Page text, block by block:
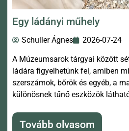
Egy ládányi műhely
Schuller Ágnes 2026-07-24
A Múzeumsarok tárgyai között
ládára figyelhetünk fel, amiben
szerszámok, bőrök és egyéb, a
különösnek tűnő eszközök
Tovább olvasom